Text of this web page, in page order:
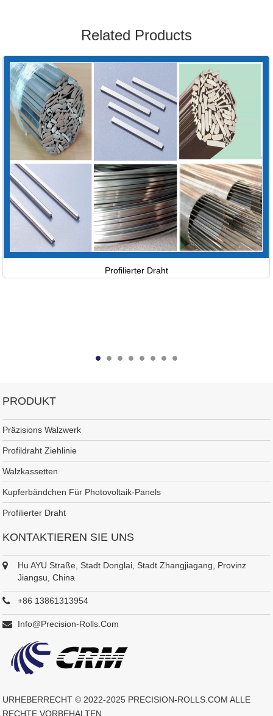
Related Products
Profilierter Draht
PRODUKT
Präzisions Walzwerk
Profildraht Ziehlinie
Walzkassetten
Kupferbändchen Für Photovoltaik-Panels
Profilierter Draht
KONTAKTIEREN SIE UNS
Hu AYU Straße, Stadt Donglai, Stadt Zhangjiagang, Provinz
Jiangsu, China
+86 13861313954
Info@precision-Rolls.com
URHEBERRECHT © 2022-2025 PRECISION-ROLLS.COM ALLE
RECHTE VORBEHALTEN